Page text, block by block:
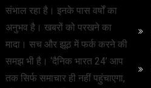
संभाल रहा है। इनके पास वर्षों का
अनुभव है। खबरों को परखने का
मादा। सच और झूठ में फर्क करने की
समझ भी है। ‘दैनिक भारत 24’ आप
तक सिर्फ समाचार ही नहीं पहुंचाएगा,